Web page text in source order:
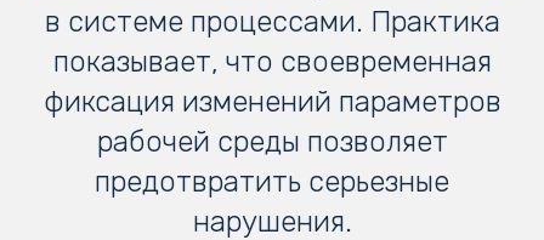
в системе процессами. Практика
показывает, что своевременная
фиксация изменений параметров
рабочей среды позволяет
предотвратить серьезные
нарушения.